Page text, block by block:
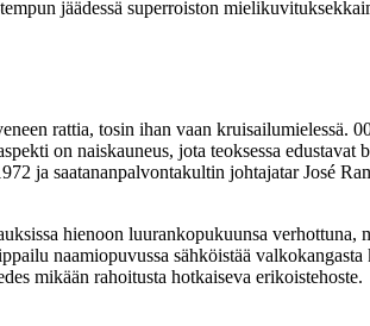
jäädessä superroiston
rattia, tosin ihan vaan
on naiskauneus, jota teoksessa edustavat
ja saatananpalvontakultin johtajatarJosé
hienoon luurankopukuunsa
naamiopuvussa sähköistää
mikään rahoitusta hotkaiseva erikoistehoste.